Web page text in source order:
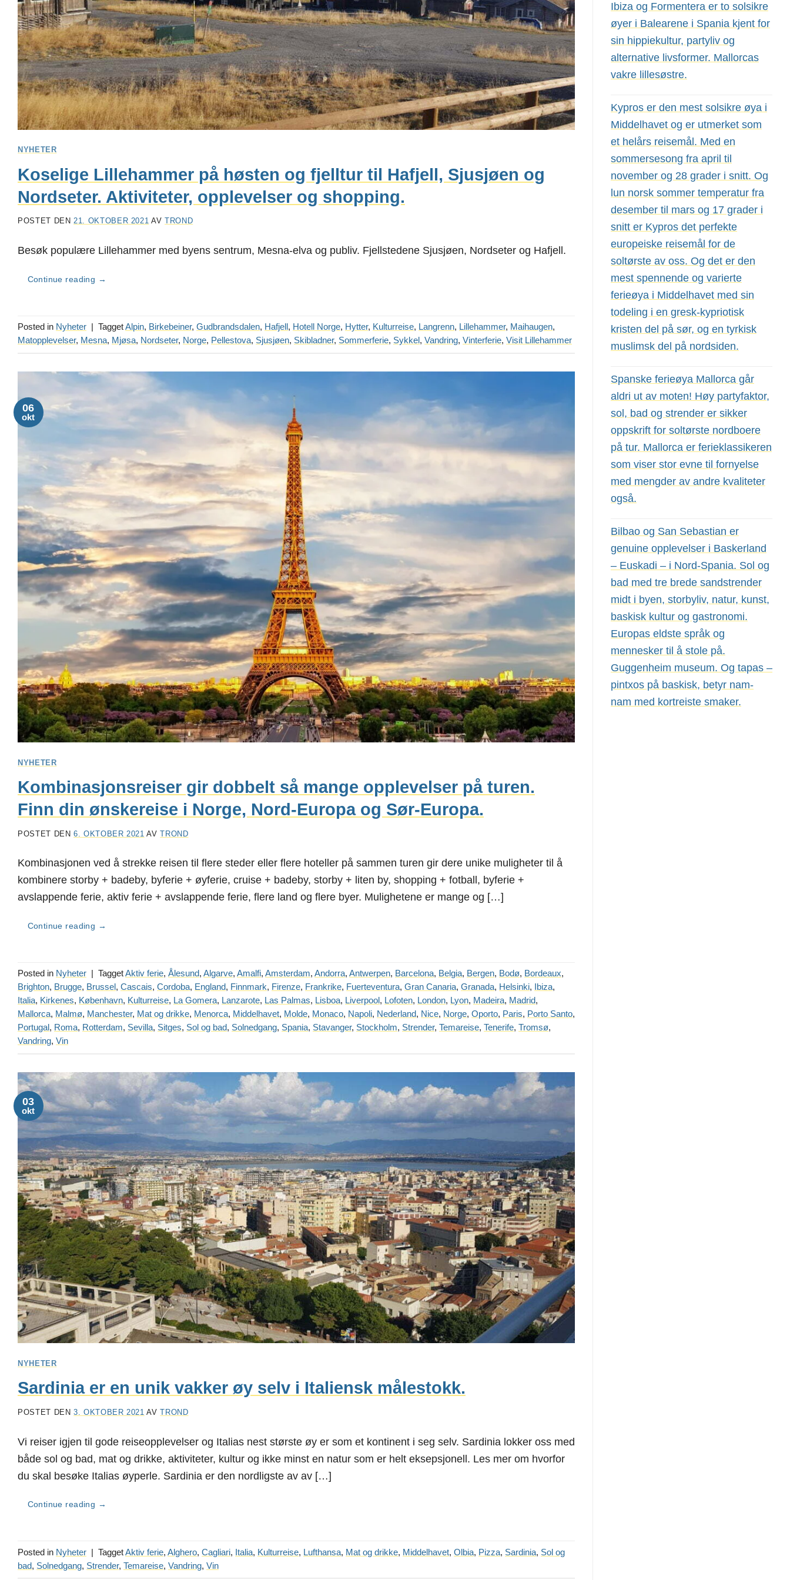
NYHETER
Koselige Lillehammer på høsten og fjelltur til Hafjell, Sjusjøen og
Nordseter. Aktiviteter, opplevelser og shopping.
POSTET DEN21. OKTOBER 2021 AV TROND
Besøk populære Lillehammer med byens sentrum, Mesna-elva og publiv. Fjellstedene Sjusjøen, Nordseter og Hafjell.
Continue reading →
Posted in Nyheter TaggetAlpin, Birkebeiner, Gudbrandsdalen, Hafjell , Hotell Norge, Hytter, Kulturreise, Langrenn, Lillehammer, Maihaugen,
Matopplevelser, Mesna, Mjøsa, Nordseter, Norge, Pellestova, Sjusjøen, Skibladner, Sommerferie, Sykkel , Vandring, Vinterferie, Visit Lillehammer
06
okt
NYHETER
Kombinasjonsreiser gir dobbelt så mange opplevelser på turen.
Finn din ønskereise i Norge, Nord-Europa og Sør-Europa.
POSTET DEN6. OKTOBER 2021 AVTROND
Kombinasjonen ved å strekke reisen til flere steder eller flere hoteller på sammen turen gir dere unike muligheter til å
kombinere storby + badeby, byferie + øyferie, cruise + badeby, storby + liten by, shopping + fotball, byferie +
avslappende ferie, aktiv ferie + avslappende ferie, flere land og flere byer. Mulighetene er mange og […]
Continue reading →
Posted in Nyheter TaggetAktiv ferie, Ålesund, Algarve, Amalfi, Amsterdam, Andorra, Antwerpen, Barcelona, Belgia, Bergen, Bodø, Bordeaux,
Brighton, Brugge, Brussel , Cascais, Cordoba, England, Finnmark, Firenze, Frankrike, Fuerteventura, Gran Canaria, Granada, Helsinki, Ibiza,
Italia, Kirkenes, København, Kulturreise, La Gomera, Lanzarote, Las Palmas, Lisboa, Liverpool , Lofoten, London, Lyon, Madeira, Madrid,
Mallorca, Malmø, Manchester, Mat og drikke, Menorca, Middelhavet, Molde, Monaco, Napoli, Nederland, Nice, Norge, Oporto, Paris, Porto Santo,
Portugal, Roma, Rotterdam, Sevilla, Sitges, Sol og bad, Solnedgang, Spania, Stavanger, Stockholm, Strender, Temareise, Tenerife, Tromsø,
Vandring, Vin
03
okt
NYHETER
Sardinia er en unik vakker øy selv i Italiensk målestokk.
POSTET DEN3. OKTOBER 2021 AVTROND
Vi reiser igjen til gode reiseopplevelser og Italias nest største øy er som et kontinent i seg selv. Sardinia lokker oss med
både sol og bad, mat og drikke, aktiviteter, kultur og ikke minst en natur som er helt eksepsjonell. Les mer om hvorfor
du skal besøke Italias øyperle. Sardinia er den nordligste av av […]
Continue reading →
Posted in Nyheter | TaggetAktiv ferie, Alghero, Cagliari, Italia, Kulturreise, Lufthansa, Mat og drikke, Middelhavet, Olbia, Pizza, Sardinia, Sol og
bad, Solnedgang, Strender, Temareise, Vandring, Vin
Ibiza og Formentera er to solsikre
øyer i Balearene i Spania kjent for
sin hippiekultur, partyliv og
alternative livsformer. Mallorcas
vakre lillesøstre.
Kypros er den mest solsikre øya i
Middelhavet og er utmerket som
et helårs reisemål. Med en
sommersesong fra april til
november og 28 grader i snitt. Og
lun norsk sommer temperatur fra
desember til mars og 17 grader i
snitt er Kypros det perfekte
europeiske reisemål for de
soltørste av oss. Og det er den
mest spennende og varierte
ferieøya i Middelhavet med sin
todeling i en gresk-kypriotisk
kristen del på sør, og en tyrkisk
muslimsk del på nordsiden.
Spanske ferieøya Mallorca går
aldri ut av moten! Høy partyfaktor,
sol, bad og strender er sikker
oppskrift for soltørste nordboere
på tur. Mallorca er ferieklassikeren
som viser stor evne til fornyelse
med mengder av andre kvaliteter
også.
Bilbao og San Sebastian er
genuine opplevelser i Baskerland
– Euskadi – i Nord-Spania. Sol og
bad med tre brede sandstrender
midt i byen, storbyliv, natur, kunst,
baskisk kultur og gastronomi.
Europas eldste språk og
mennesker til å stole på.
Guggenheim museum. Og tapas –
pintxos på baskisk, betyr nam-
nam med kortreiste smaker.